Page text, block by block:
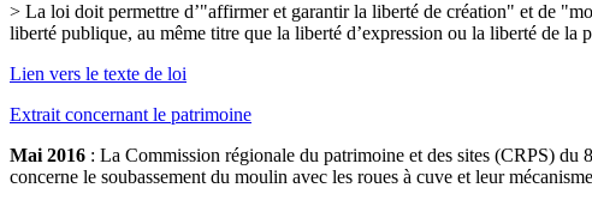
> La loi doit permettre d’"affirmer et garantir la liberté de création" et de
liberté publique, au même titre que la liberté d’expression ou la liberté de la
Lien vers le texte de loi
Extrait concernant le patrimoine
Mai 2016 : La Commission régionale du patrimoine et des sites (CRPS)
concerne le soubassement du moulin avec les roues à cuve et leur